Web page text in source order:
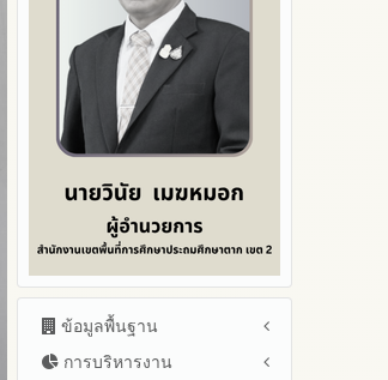
ข้อมูลพื้นฐาน
โครงสร้าง หน้าที่และอำนาจ
การบริหารงาน